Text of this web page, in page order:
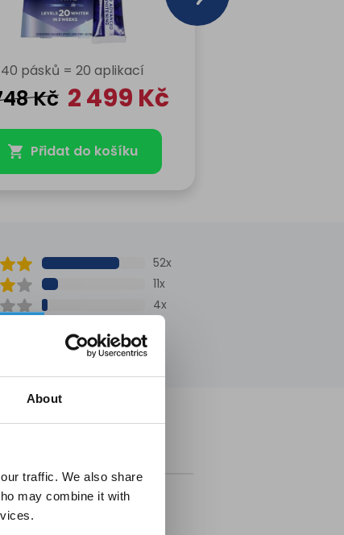
About
traffic. We also share
may combine it with
40 pásků = 20 aplikací
Kč 2 499 Kč
Přidat do košíku
52x
11x
4x